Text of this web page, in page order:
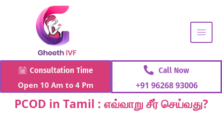
Consultation Time
Open 10 Am to 4 Pm
Call Now
+91 96268 93006
PCOD in Tamil : எவ்வாறு சீர் செய்வது?